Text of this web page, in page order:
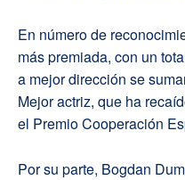
En número de
más premiada, con un
a mejor dirección se
Mejor actriz, que ha
el Premio Cooperación
Por su parte, Bogdan